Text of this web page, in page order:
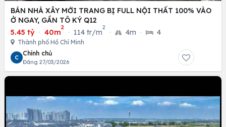
BÁN NHÀ XÂY MỚI TRANG BỊ FULL NỘI THẤT 100% VÀO
Ở NGAY, GẦN TÔ KÝ Q12
5.45 tỷ · 40m
2
· 114 tr/m
2
· 4m · 4
Thành phố Hồ Chí Minh
C
Chính chủ
Đăng 27/03/2026